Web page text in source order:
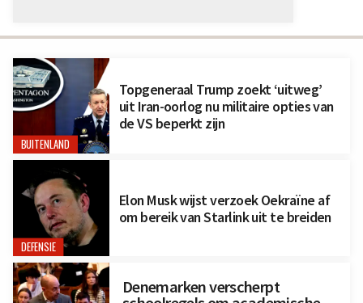
BUITENLAND
Topgeneraal Trump zoekt ‘uitweg’
uit Iran-oorlog nu militaire opties van
de VS beperkt zijn
DEFENSIE
Elon Musk wijst verzoek Oekraïne af
om bereik van Starlink uit te breiden
Denemarken verscherpt